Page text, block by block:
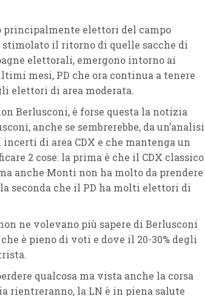
principalmente elettori del campo
stimolato il ritorno di quelle sacche di
elettorali, emergono intorno ai
mesi, PD che ora continua a tenere
elettori di area moderata.
Berlusconi, è forse questa la notizia
anche se sembrerebbe, da un’analisi
di area CDX e che mantenga un
2 cose: la prima è che il CDX classico
anche Monti non ha molto da prendere
seconda che il PD ha molti elettori di
ne volevano più sapere di Berlusconi
è pieno di voti e dove il 20-30% degli
qualcosa ma vista anche la corsa
rientreranno, la LN è in piena salute